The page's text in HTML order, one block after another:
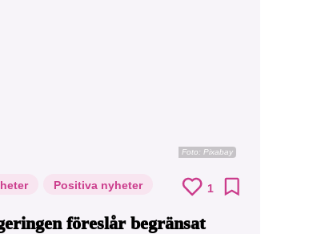
Foto: Pixabay
Positiva nyheter 1
föreslår begränsat